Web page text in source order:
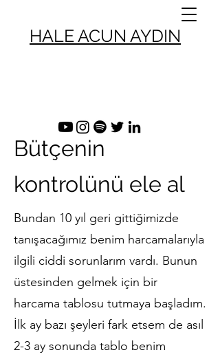
HALE ACUN AYDIN
Bütçenin
kontrolünü ele al
Bundan 10 yıl geri gittiğimizde
tanışacağımız benim harcamalarıyla
ilgili ciddi sorunlarım vardı. Bunun
üstesinden gelmek için bir
harcama tablosu tutmaya başladım.
İlk ay bazı şeyleri fark etsem de asıl
2-3 ay sonunda tablo benim